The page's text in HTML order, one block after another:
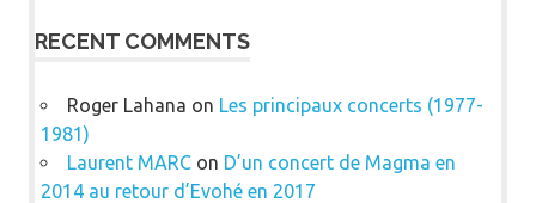
RECENT COMMENTS
Roger Lahana on Les principaux concerts (1977-
1981)
Laurent MARCon D’un concert de Magma en
2014 au retour d’Evohé en 2017